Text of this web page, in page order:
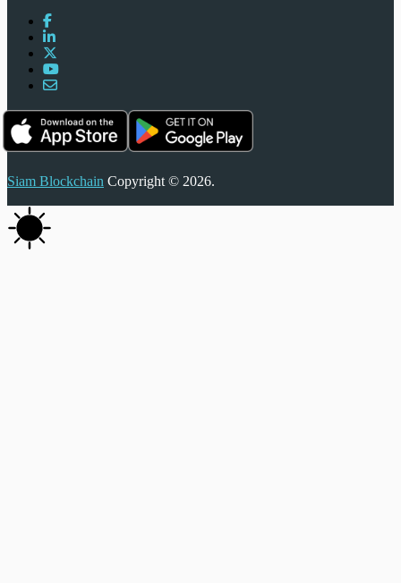
Siam Blockchain Copyright © 2026.